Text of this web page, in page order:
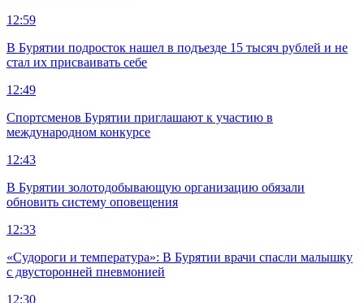
12:59
В Бурятии подросток нашел в подъезде 15 тысяч рублей и не
стал их присваивать себе
12:49
Спортсменов Бурятии приглашают к участию в
международном конкурсе
12:43
В Бурятии золотодобывающую организацию обязали
обновить систему оповещения
12:33
«Судороги и температура»: В Бурятии врачи спасли малышку
с двусторонней пневмонией
12:30